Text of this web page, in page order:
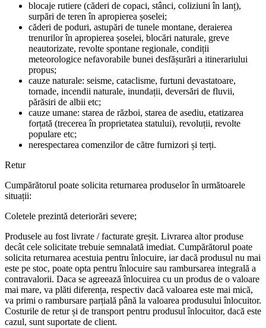
blocaje rutiere (căderi de copaci, stânci, coliziuni în lanț),
surpări de teren în apropierea șoselei;
căderi de poduri, astupări de tunele montane, deraierea
trenurilor în apropierea șoselei, blocări naturale, greve
neautorizate, revolte spontane regionale, condiții
meteorologice nefavorabile bunei desfășurări a itinerariului
propus;
cauze naturale: seisme, cataclisme, furtuni devastatoare,
tornade, incendii naturale, inundații, deversări de fluvii,
părăsiri de albii etc;
cauze umane: starea de război, starea de asediu, etatizarea
forțată (trecerea în proprietatea statului), revoluții, revolte
populare etc;
nerespectarea comenzilor de către furnizori și terți.
Retur
Cumpărătorul poate solicita returnarea produselor în următoarele
situații:
Coletele prezintă deteriorări severe;
Produsele au fost livrate / facturate greșit. Livrarea altor produse
decât cele solicitate trebuie semnalată imediat. Cumpărătorul poate
solicita returnarea acestuia pentru înlocuire, iar dacă produsul nu mai
este pe stoc, poate opta pentru înlocuire sau rambursarea integrală a
contravalorii. Daca se agreează înlocuirea cu un produs de o valoare
mai mare, va plăti diferența, respectiv dacă valoarea este mai mică,
va primi o rambursare parțială până la valoarea produsului înlocuitor.
Costurile de retur și de transport pentru produsul înlocuitor, dacă este
cazul, sunt suportate de client.